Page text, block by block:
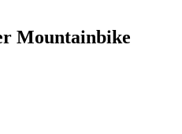
Mountainbike